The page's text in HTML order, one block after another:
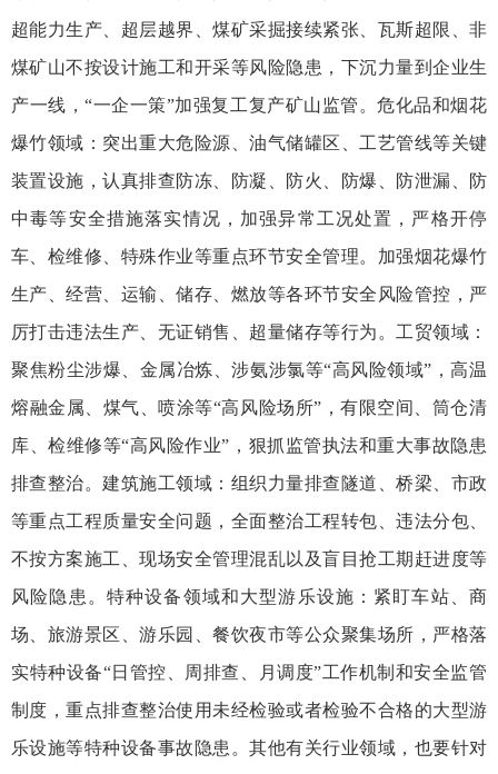
超能力生产、超层越界、煤矿采掘接续紧张、瓦斯超限、非
煤矿山不按设计施工和开采等风险隐患，下沉力量到企业生
产一线，“一企一策”加强复工复产矿山监管。危化品和烟花
爆竹领域：突出重大危险源、油气储罐区、工艺管线等关键
装置设施，认真排查防冻、防凝、防火、防爆、防泄漏、防
中毒等安全措施落实情况，加强异常工况处置，严格开停
车、检维修、特殊作业等重点环节安全管理。加强烟花爆竹
生产、经营、运输、储存、燃放等各环节安全风险管控，严
厉打击违法生产、无证销售、超量储存等行为。工贸领域：
聚焦粉尘涉爆、金属冶炼、涉氨涉氯等“高风险领域”，高温
熔融金属、煤气、喷涂等“高风险场所”，有限空间、筒仓清
库、检维修等“高风险作业”，狠抓监管执法和重大事故隐患
排查整治。建筑施工领域：组织力量排查隧道、桥梁、市政
等重点工程质量安全问题，全面整治工程转包、违法分包、
不按方案施工、现场安全管理混乱以及盲目抢工期赶进度等
风险隐患。特种设备领域和大型游乐设施：紧盯车站、商
场、旅游景区、游乐园、餐饮夜市等公众聚集场所，严格落
实特种设备“日管控、周排查、月调度”工作机制和安全监管
制度，重点排查整治使用未经检验或者检验不合格的大型游
乐设施等特种设备事故隐患。其他有关行业领域，也要针对